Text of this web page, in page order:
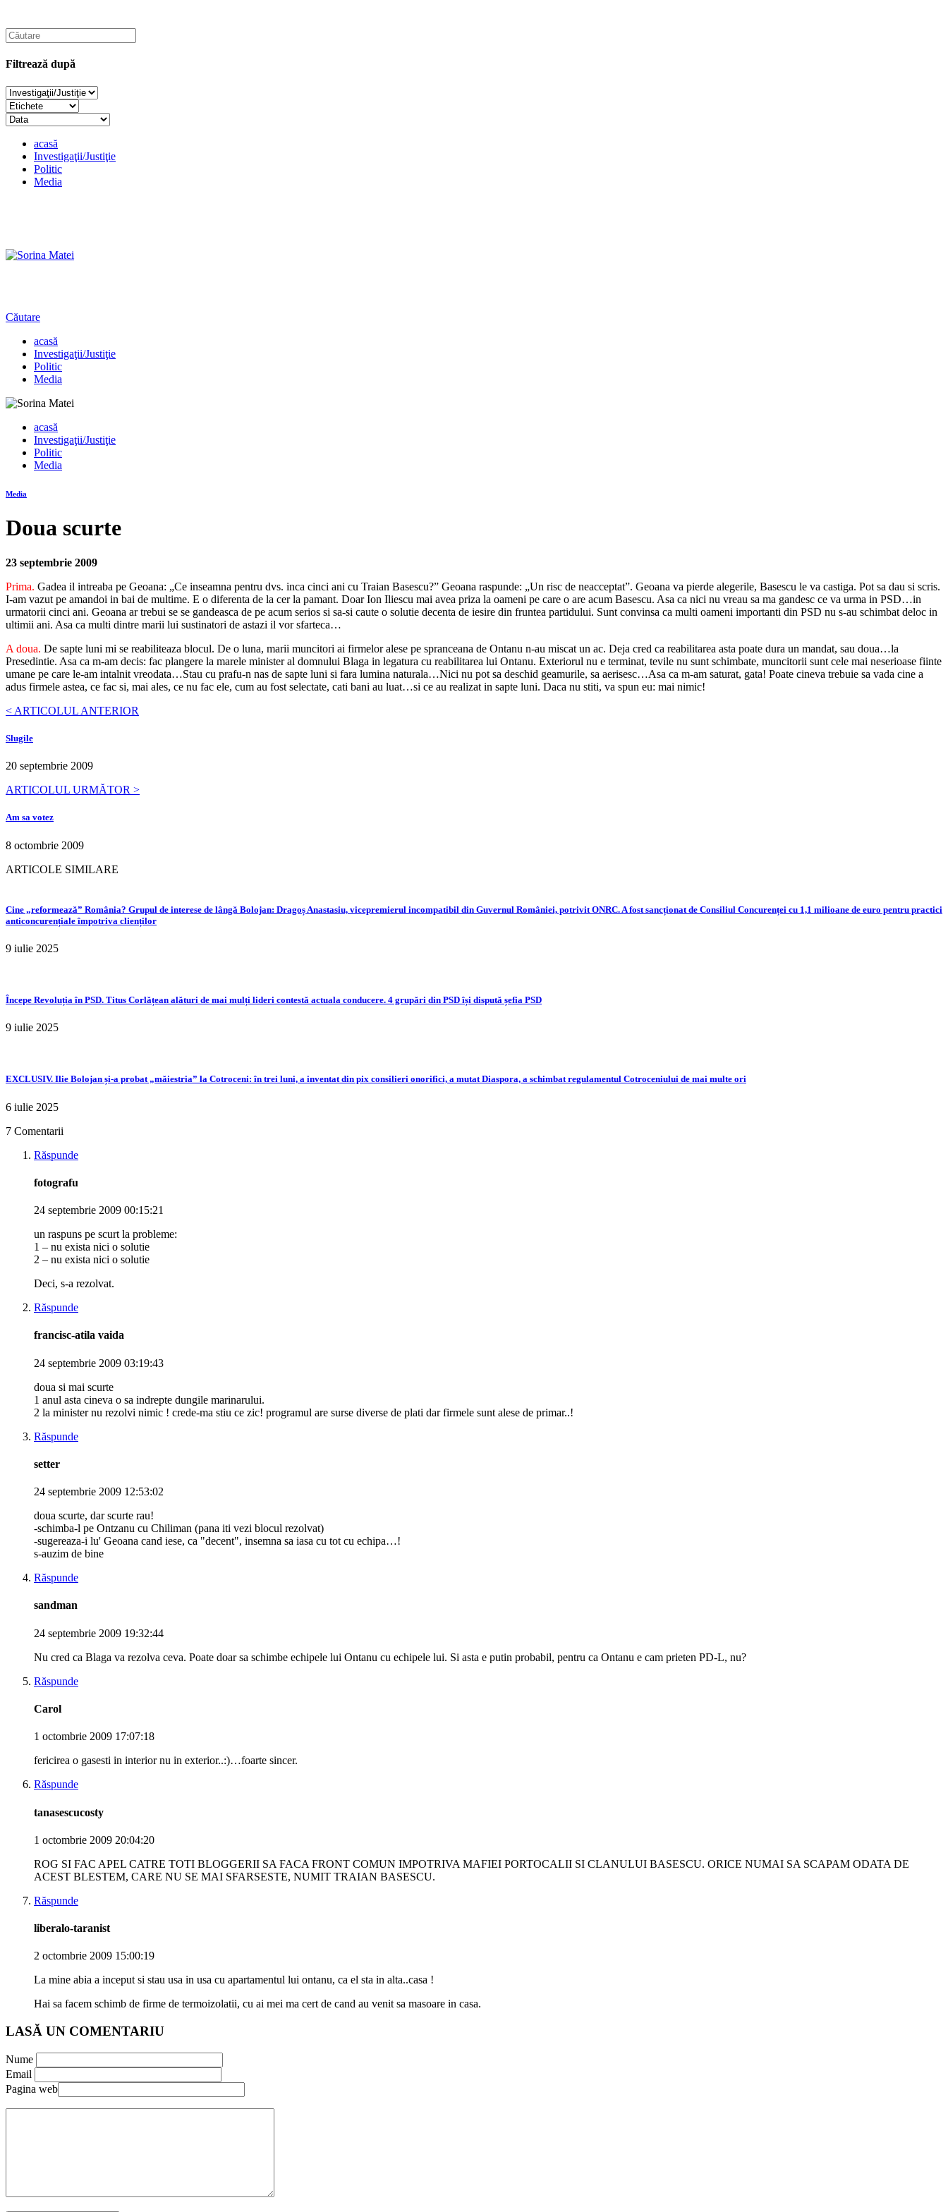
Filtrează după
acasă
Investigaţii/Justiţie
Politic
Media
Căutare
acasă
Investigaţii/Justiţie
Politic
Media
acasă
Investigaţii/Justiţie
Politic
Media
Media
Doua scurte
23 septembrie 2009
Prima. Gadea il intreaba pe Geoana: „Ce inseamna pentru dvs. inca cinci ani cu Traian Basescu?” Geoana raspunde: „Un risc de neacceptat”. Geoana va pierde alegerile, Basescu le va castiga. Pot sa dau si scris.
I-am vazut pe amandoi in bai de multime. E o diferenta de la cer la pamant. Doar Ion Iliescu mai avea priza la oameni pe care o are acum Basescu. Asa ca nici nu vreau sa ma gandesc ce va urma in PSD…in
urmatorii cinci ani. Geoana ar trebui se se gandeasca de pe acum serios si sa-si caute o solutie decenta de iesire din fruntea partidului. Sunt convinsa ca multi oameni importanti din PSD nu s-au schimbat deloc in
ultimii ani. Asa ca multi dintre marii lui sustinatori de astazi il vor sfarteca…
A doua. De sapte luni mi se reabiliteaza blocul. De o luna, marii muncitori ai firmelor alese pe spranceana de Ontanu n-au miscat un ac. Deja cred ca reabilitarea asta poate dura un mandat, sau doua…la
Presedintie. Asa ca m-am decis: fac plangere la marele minister al domnului Blaga in legatura cu reabilitarea lui Ontanu. Exteriorul nu e terminat, tevile nu sunt schimbate, muncitorii sunt cele mai neserioase fiinte
umane pe care le-am intalnit vreodata…Stau cu prafu-n nas de sapte luni si fara lumina naturala…Nici nu pot sa deschid geamurile, sa aerisesc…Asa ca m-am saturat, gata! Poate cineva trebuie sa vada cine a
adus firmele astea, ce fac si, mai ales, ce nu fac ele, cum au fost selectate, cati bani au luat…si ce au realizat in sapte luni. Daca nu stiti, va spun eu: mai nimic!
< ARTICOLUL ANTERIOR
Slugile
20 septembrie 2009
ARTICOLUL URMĂTOR >
Am sa votez
8 octombrie 2009
ARTICOLE SIMILARE
Cine „reformează” România? Grupul de interese de lângă Bolojan: Dragoș Anastasiu, vicepremierul incompatibil din Guvernul României, potrivit ONRC. A fost sancționat de Consiliul Concurenței cu 1,1 milioane de euro pentru practici
anticoncurențiale împotriva clienților
9 iulie 2025
Începe Revoluția în PSD. Titus Corlățean alături de mai mulți lideri contestă actuala conducere. 4 grupări din PSD își dispută șefia PSD
9 iulie 2025
EXCLUSIV. Ilie Bolojan și-a probat „măiestria” la Cotroceni: în trei luni, a inventat din pix consilieri onorifici, a mutat Diaspora, a schimbat regulamentul Cotroceniului de mai multe ori
6 iulie 2025
7 Comentarii
Răspunde
fotografu
24 septembrie 2009 00:15:21
un raspuns pe scurt la probleme:
1 – nu exista nici o solutie
2 – nu exista nici o solutie
Deci, s-a rezolvat.
Răspunde
francisc-atila vaida
24 septembrie 2009 03:19:43
doua si mai scurte
1 anul asta cineva o sa indrepte dungile marinarului.
2 la minister nu rezolvi nimic ! crede-ma stiu ce zic! programul are surse diverse de plati dar firmele sunt alese de primar..!
Răspunde
setter
24 septembrie 2009 12:53:02
doua scurte, dar scurte rau!
-schimba-l pe Ontzanu cu Chiliman (pana iti vezi blocul rezolvat)
-sugereaza-i lu' Geoana cand iese, ca "decent", insemna sa iasa cu tot cu echipa…!
s-auzim de bine
Răspunde
sandman
24 septembrie 2009 19:32:44
Nu cred ca Blaga va rezolva ceva. Poate doar sa schimbe echipele lui Ontanu cu echipele lui. Si asta e putin probabil, pentru ca Ontanu e cam prieten PD-L, nu?
Răspunde
Carol
1 octombrie 2009 17:07:18
fericirea o gasesti in interior nu in exterior..:)…foarte sincer.
Răspunde
tanasescucosty
1 octombrie 2009 20:04:20
ROG SI FAC APEL CATRE TOTI BLOGGERII SA FACA FRONT COMUN IMPOTRIVA MAFIEI PORTOCALII SI CLANULUI BASESCU. ORICE NUMAI SA SCAPAM ODATA DE
ACEST BLESTEM, CARE NU SE MAI SFARSESTE, NUMIT TRAIAN BASESCU.
Răspunde
liberalo-taranist
2 octombrie 2009 15:00:19
La mine abia a inceput si stau usa in usa cu apartamentul lui ontanu, ca el sta in alta..casa !
Hai sa facem schimb de firme de termoizolatii, cu ai mei ma cert de cand au venit sa masoare in casa.
LASĂ UN COMENTARIU
Nume
Email
Pagina web